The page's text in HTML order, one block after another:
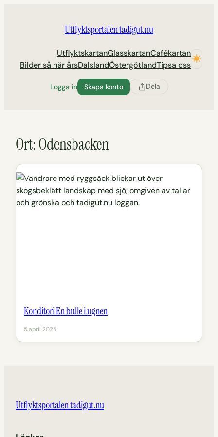
Utflyktsportalen tadigut.nu
UtflyktskartanGlasskartanCafékartan
Bilder så här årsDalslandÖstergötlandTipsa oss
Logga in Skapa konto Dela
Ort:Odensbacken
Konditori En bulle i ugnen
5 april 2025
Utflyktsportalen tadigut.nu